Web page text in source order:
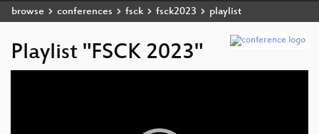
browse conferences fsck fsck2023 playlist
Playlist "FSCK 2023"